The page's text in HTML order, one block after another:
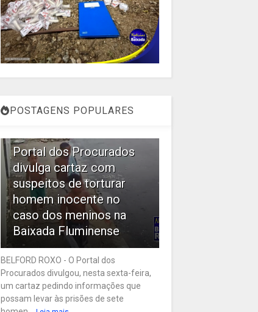
POSTAGENS POPULARES
Portal dos Procurados
divulga cartaz com
suspeitos de torturar
homem inocente no
caso dos meninos na
Baixada Fluminense
BELFORD ROXO - O Portal dos
Procurados divulgou, nesta sexta-feira,
um cartaz pedindo informações que
possam levar às prisões de sete